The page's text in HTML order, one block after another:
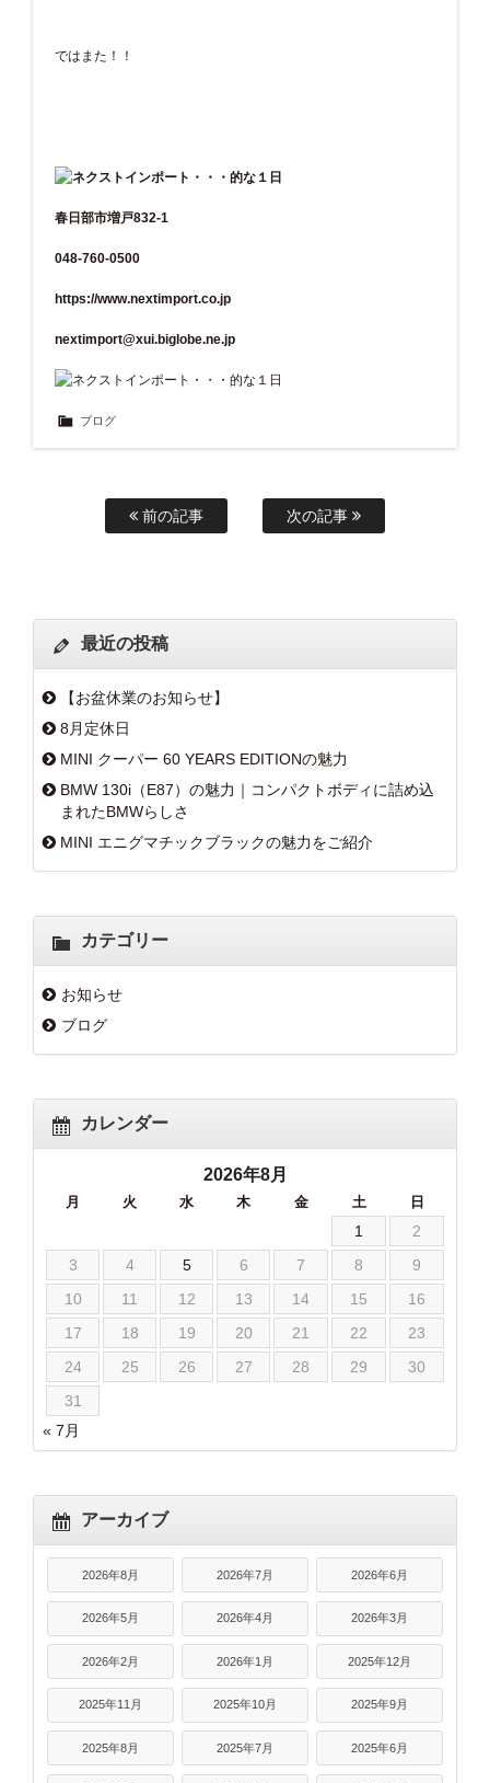
ではまた！！
春日部市増戸832-1
048-760-0500
https://www.nextimport.co.jp
nextimport@xui.biglobe.ne.jp
ブログ
前の記事 次の記事
最近の投稿
【お盆休業のお知らせ】
8月定休日
MINI クーパー 60 YEARS EDITIONの魅力
BMW 130i（E87）の魅力｜コンパクトボディに詰め込
まれたBMWらしさ
MINI エニグマチックブラックの魅力をご紹介
カテゴリー
お知らせ
ブログ
カレンダー
2026年8月
月 火 水 木 金 土 日
1
2
3
4 5 6 7 8
9
10
11 12 13 14 15
16
17
18 19 20 21 22
23
24
25 26 27 28 29
30
31
« 7月
アーカイブ
2026年8月 2026年7月 2026年6月
2026年5月 2026年4月 2026年3月
2026年2月 2026年1月 2025年12月
2025年11月 2025年10月 2025年9月
2025年8月 2025年7月 2025年6月